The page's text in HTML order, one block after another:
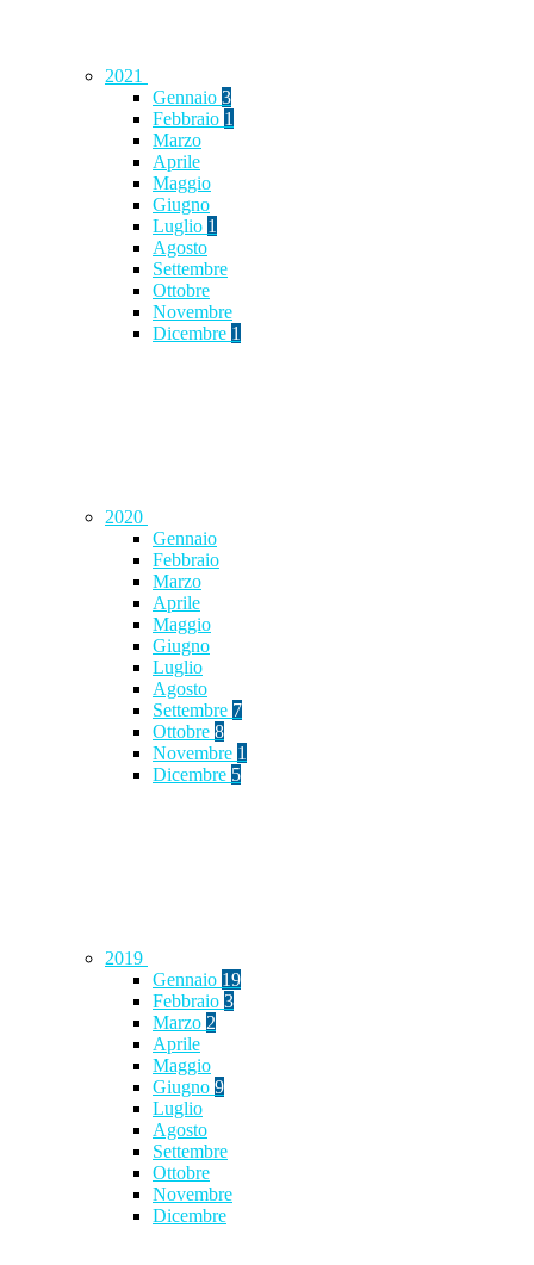
2021
Gennaio 3
Febbraio 1
Marzo
Aprile
Maggio
Giugno
Luglio 1
Agosto
Settembre
Ottobre
Novembre
Dicembre 1
2020
Gennaio
Febbraio
Marzo
Aprile
Maggio
Giugno
Luglio
Agosto
Settembre 7
Ottobre 8
Novembre 1
Dicembre 5
2019
Gennaio 19
Febbraio 3
Marzo 2
Aprile
Maggio
Giugno 9
Luglio
Agosto
Settembre
Ottobre
Novembre
Dicembre